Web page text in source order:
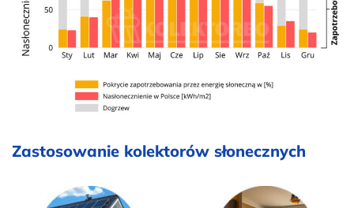
Zastosowanie kolektorów słonecznych